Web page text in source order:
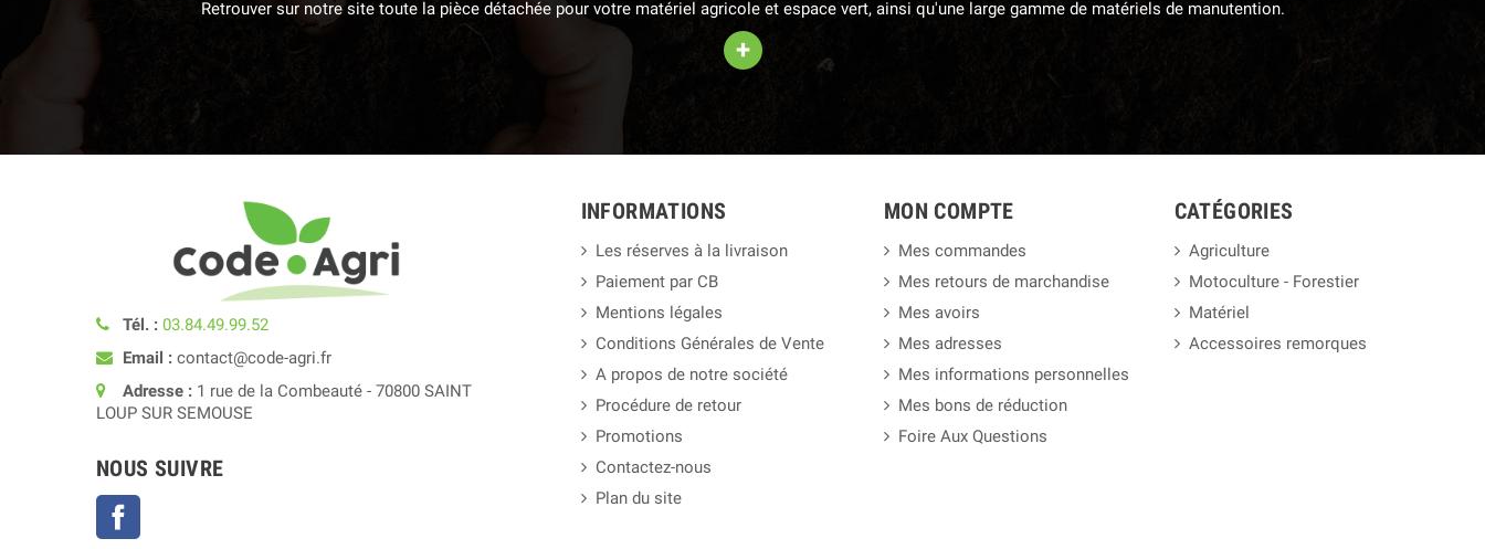
Retrouver sur notre site toute la pièce détachée pour votre matériel agricole et espace vert, ainsi qu'une large gamme de matériels de manutention.
+
Tél. : 03.84.49.99.52
Email : contact@code-agri.fr
Adresse : 1 rue de la Combeauté - 70800 SAINT
LOUP SUR SEMOUSE
NOUS SUIVRE
INFORMATIONS
Les réserves à la livraison
Paiement par CB
Mentions légales
Conditions Générales de Vente
A propos de notre société
Procédure de retour
Promotions
Contactez-nous
Plan du site
MON COMPTE
Mes commandes
Mes retours de marchandise
Mes avoirs
Mes adresses
Mes informations personnelles
Mes bons de réduction
Foire Aux Questions
CATÉGORIES
Agriculture
Motoculture - Forestier
Matériel
Accessoires remorques